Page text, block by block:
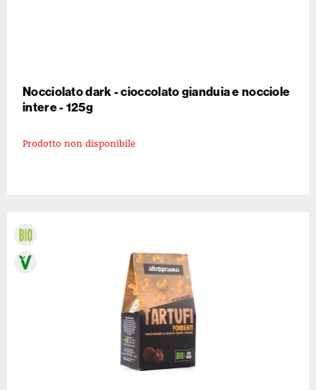
Nocciolato dark - cioccolato gianduia e nocciole
intere - 125g
Prodotto non disponibile